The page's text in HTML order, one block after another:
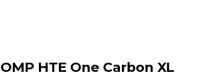
OMP HTE One Carbon XL